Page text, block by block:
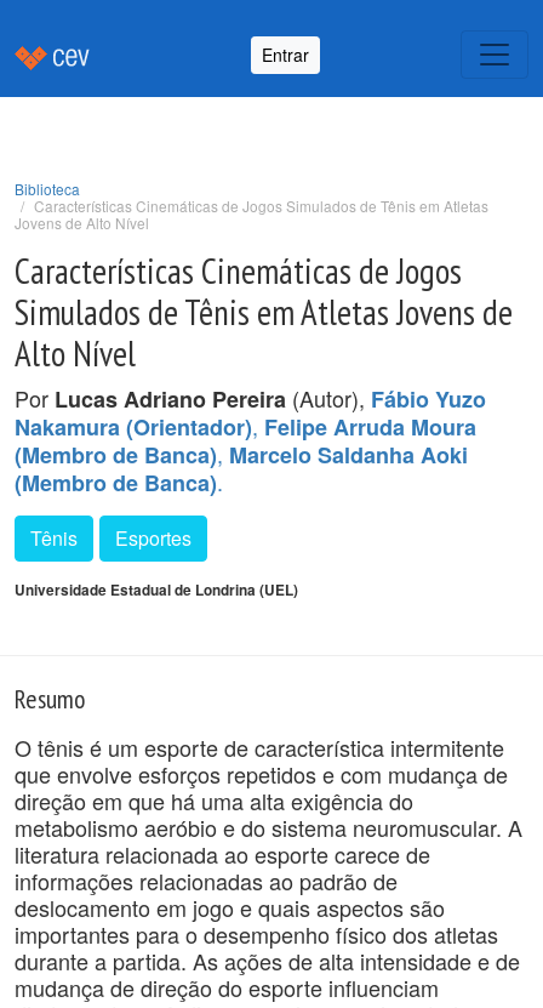
Entrar
Biblioteca
Características Cinemáticas de Jogos Simulados de Tênis em Atletas
Jovens de Alto Nível
Características Cinemáticas de Jogos
Simulados de Tênis em Atletas Jovens de
Alto Nível
Por Lucas Adriano Pereira (Autor), Fábio Yuzo
Nakamura (Orientador), Felipe Arruda Moura
(Membro de Banca), Marcelo Saldanha Aoki
(Membro de Banca).
Tênis Esportes
Universidade Estadual de Londrina (UEL)
Resumo
O tênis é um esporte de característica intermitente
que envolve esforços repetidos e com mudança de
direção em que há uma alta exigência do
metabolismo aeróbio e do sistema neuromuscular. A
literatura relacionada ao esporte carece de
informações relacionadas ao padrão de
deslocamento em jogo e quais aspectos são
importantes para o desempenho físico dos atletas
durante a partida. As ações de alta intensidade e de
mudança de direção do esporte influenciam